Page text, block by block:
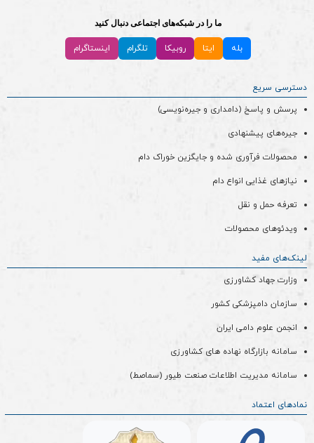
ما را در شبکه‌های اجتماعی دنبال کنید
بله ایتا روبیکا تلگرام اینستاگرام
دسترسی سریع
پرسش و پاسخ (دامداری و جیره‌نویسی)
جیره‌های پیشنهادی
محصولات فرآوری شده و جایگزین خوراک دام
نیازهای غذایی انواع دام
تعرفه حمل و نقل
ویدئو‌های محصولات
لینک‌های مفید
وزارت جهاد کشاورزی
سازمان دامپزشکی کشور
انجمن علوم دامی ایران
سامانه بازارگاه نهاده های کشاورزی
سامانه مدیریت اطلاعات صنعت طیور (سماصط)
نمادهای اعتماد